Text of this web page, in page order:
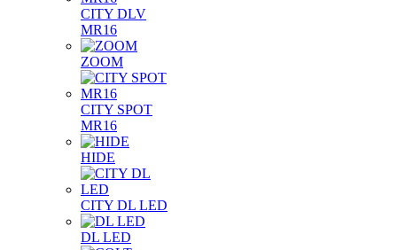
CITY DLV
MR16
ZOOM
CITY SPOT
MR16
HIDE
CITY DL LED
DL LED